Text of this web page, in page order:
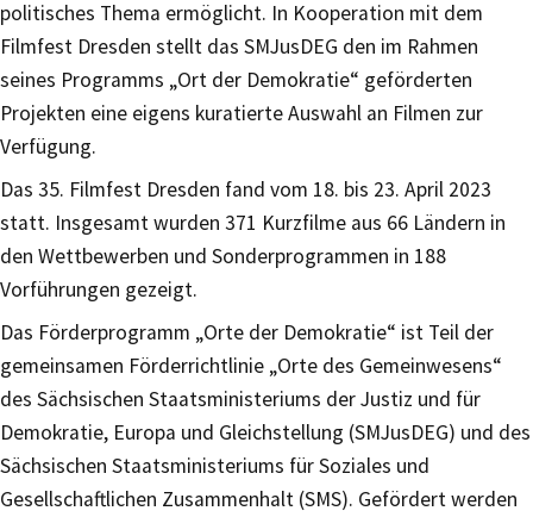
politisches Thema ermöglicht. In Kooperation mit dem
Filmfest Dresden stellt das SMJusDEG den im Rahmen
seines Programms „Ort der Demokratie“ geförderten
Projekten eine eigens kuratierte Auswahl an Filmen zur
Verfügung.
Das 35. Filmfest Dresden fand vom 18. bis 23. April 2023
statt. Insgesamt wurden 371 Kurzfilme aus 66 Ländern in
den Wettbewerben und Sonderprogrammen in 188
Vorführungen gezeigt.
Das Förderprogramm „Orte der Demokratie“ ist Teil der
gemeinsamen Förderrichtlinie „Orte des Gemeinwesens“
des Sächsischen Staatsministeriums der Justiz und für
Demokratie, Europa und Gleichstellung (SMJusDEG) und des
Sächsischen Staatsministeriums für Soziales und
Gesellschaftlichen Zusammenhalt (SMS). Gefördert werden